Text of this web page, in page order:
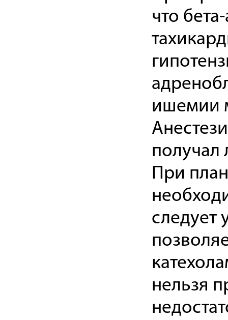
что
ишемии
получал
При
следует
нельзя